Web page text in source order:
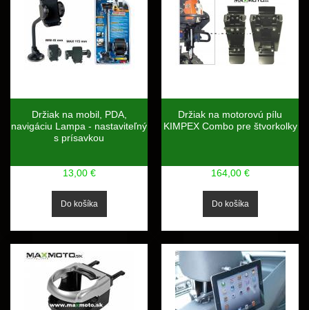
Držiak na mobil, PDA,
navigáciu Lampa - nastaviteľný
s prísavkou
13,00 €
Držiak na motorovú pílu
KIMPEX Combo pre štvorkolky
164,00 €